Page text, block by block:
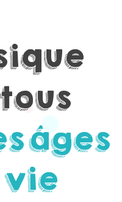
tous
âges
vie